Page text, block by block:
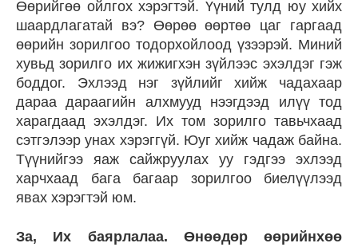
Өөрийгөө ойлгох хэрэгтэй. Үүний тулд юу хийх
шаардлагатай вэ? Өөрөө өөртөө цаг гаргаад
өөрийн зорилгоо тодорхойлоод үзээрэй. Миний
хувьд зорилго их жижигхэн зүйлээс эхэлдэг гэж
боддог. Эхлээд нэг зүйлийг хийж чадахаар
дараа дараагийн алхмууд нээгдээд илүү тод
харагдаад эхэлдэг. Их том зорилго тавьчхаад
сэтгэлээр унах хэрэггүй. Юуг хийж чадаж байна.
Түүнийгээ яаж сайжруулах уу гэдгээ эхлээд
харчхаад бага багаар зорилгоо биелүүлээд
явах хэрэгтэй юм.
За, Их баярлалаа. Өнөөдөр өөрийнхөө